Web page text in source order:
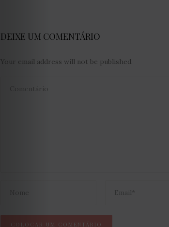
DEIXE UM COMENTÁRIO
Your email address will not be published.